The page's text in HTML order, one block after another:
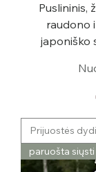
Puslininis,
raudono
japoniško
paruošta siųsti